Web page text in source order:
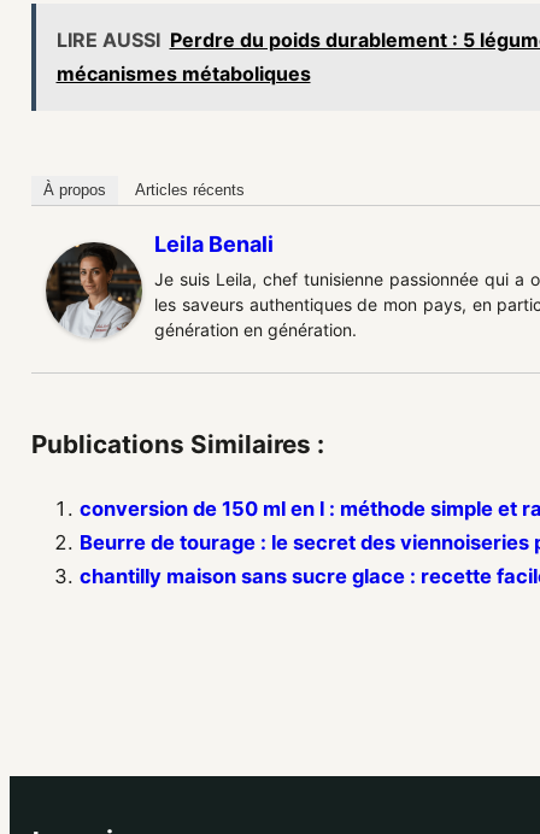
LIRE AUSSI Perdre du poids durablement : 5
mécanismes métaboliques
À propos Articles récents
Leila Benali
Je suis Leila, chef tunisienne passionnée qui a
les saveurs authentiques de mon pays, en
génération en génération.
Publications Similaires :
conversion de 150 ml en l : méthode simple et
Beurre de tourage : le secret des viennoiseries
chantilly maison sans sucre glace : recette